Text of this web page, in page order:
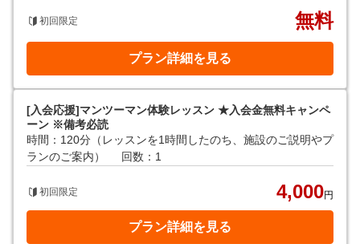
初回限定 無料
プラン詳細を見る
[入会応援]マンツーマン体験レッスン ★入会金無料キャンペ
ーン ※備考必読
時間：120分（レッスンを1時間したのち、施設のご説明やプ
ランのご案内）
回数：1
初回限定 4,000円
プラン詳細を見る